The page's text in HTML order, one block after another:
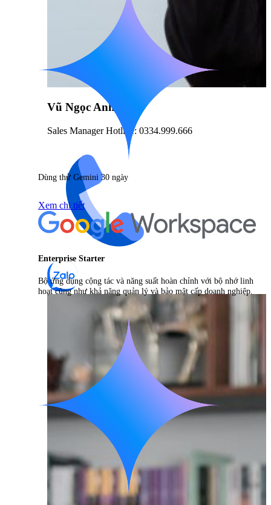
Vũ Ngọc Anh
Sales Manager Hotline: 0334.999.666
Dùng thử Gemini 30 ngày
Xem chi tiết
Enterprise Starter
Bộ ứng dụng cộng tác và năng suất hoàn chỉnh với bộ nhớ linh
hoạt cũng như khả năng quản lý và bảo mật cấp doanh nghiệp.